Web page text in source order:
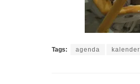
Tags: agenda kalender